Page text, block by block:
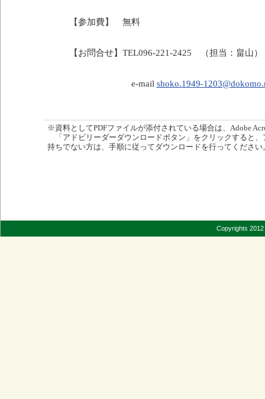
【参加費】 無料
【お問合せ】TEL096-221-2425 （担当：畠山）
e-mail shoko.1949-
※資料としてPDFファイルが添付されている場合は、Adobe
「アドビリーダーダウンロードボタン」をクリックすると
持ちでない方は、手順に従ってダウンロードを行ってください
Copyrights